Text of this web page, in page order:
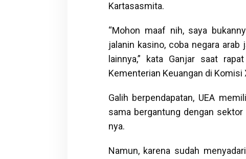
Kartasasmita.
“Mohon maaf nih, saya
jalanin kasino, coba negara
lainnya,” kata Ganjar saat
Kementerian Keuangan di Komisi
Galih berpendapatan, UEA
sama bergantung dengan
nya.
Namun, karena sudah